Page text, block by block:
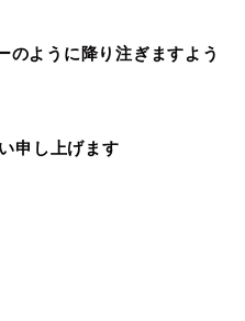
のように降り注ぎますよう
申し上げます